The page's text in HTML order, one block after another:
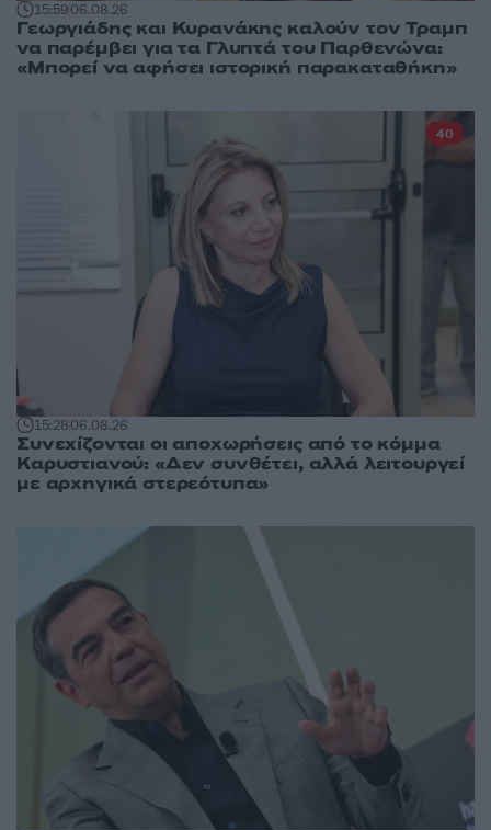
15:5906.08.26
Γεωργιάδης και Κυρανάκης καλούν τον Τραμπ
να παρέμβει για τα Γλυπτά του Παρθενώνα:
«Μπορεί να αφήσει ιστορική παρακαταθήκη»
15:2806.08.26
Συνεχίζονται οι αποχωρήσεις από το κόμμα
Καρυστιανού: «Δεν συνθέτει, αλλά λειτουργεί
με αρχηγικά στερεότυπα»
40